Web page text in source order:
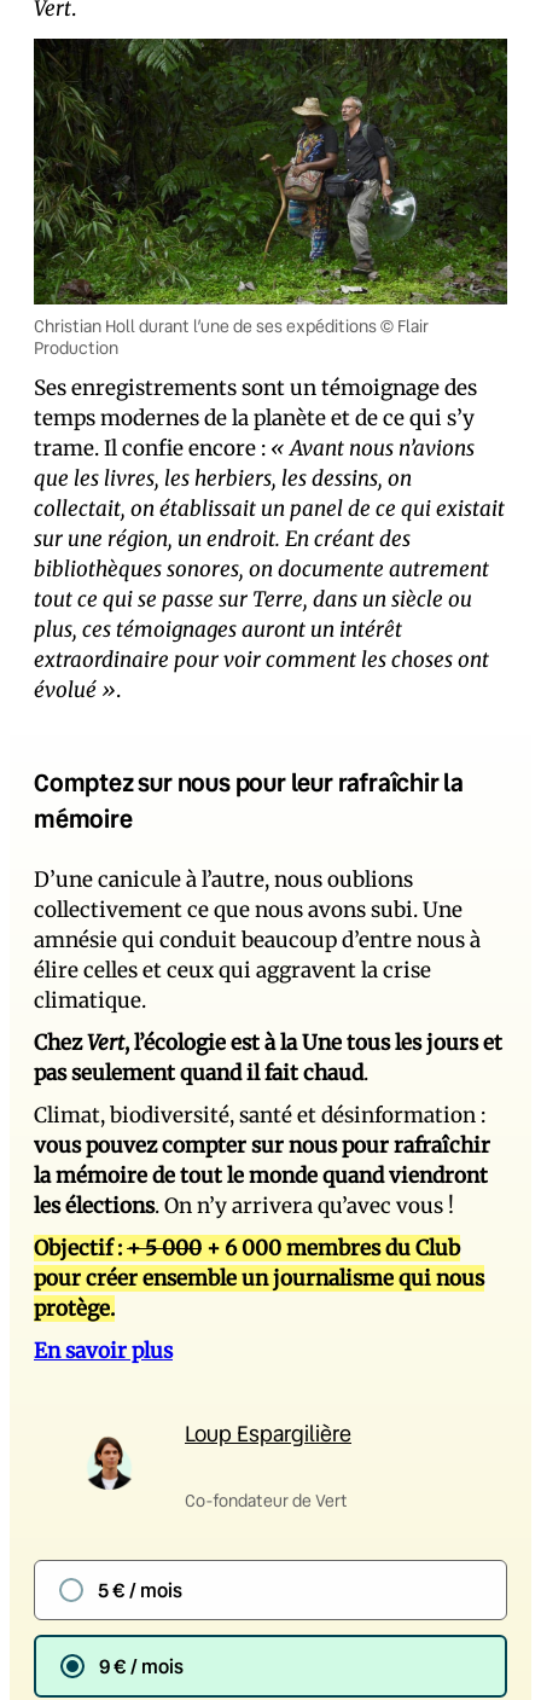
Vert.
Christian Holl durant l’une de ses expéditions © Flair
Production
Ses enregistrements sont un témoignage des
temps modernes de la planète et de ce qui s’y
trame. Il confie encore : « Avant nous n’avions
que les livres, les herbiers, les dessins, on
collectait, on établissait un panel de ce qui existait
sur une région, un endroit. En créant des
bibliothèques sonores, on documente autrement
tout ce qui se passe sur Terre, dans un siècle ou
plus, ces témoignages auront un intérêt
extraordinaire pour voir comment les choses ont
évolué ».
Comptez sur nous pour leur rafraîchir la
mémoire
D’une canicule à l’autre, nous oublions
collectivement ce que nous avons subi. Une
amnésie qui conduit beaucoup d’entre nous à
élire celles et ceux qui aggravent la crise
climatique.
ChezVert, l’écologie est à la Une tous les jours et
pas seulement quand il fait chaud.
Climat, biodiversité, santé et désinformation :
vous pouvez compter sur nous pour rafraîchir
la mémoire de tout le monde quand viendront
les élections. On n’y arrivera qu’avec vous !
Objectif :+ 5 000 + 6 000 membres du Club
pour créer ensemble un journalisme qui nous
protège.
En savoir plus
Loup Espargilière
Co-fondateur de Vert
5 € / mois
9 € / mois